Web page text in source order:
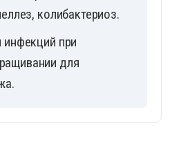
колибактериоз.
инфекций при
для